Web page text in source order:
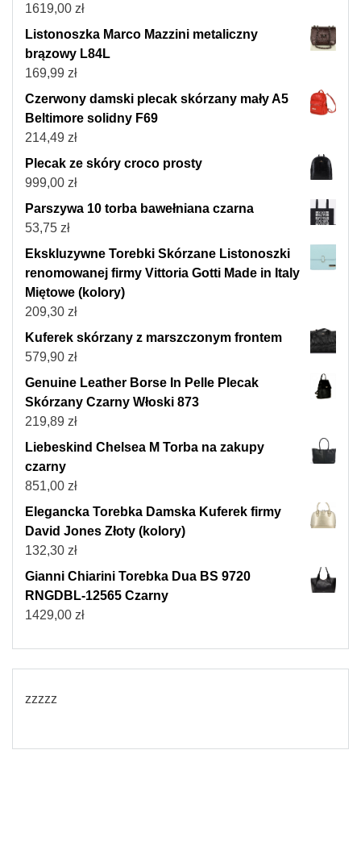
1619,00 zł
Listonoszka Marco Mazzini metaliczny
brązowy L84L
169,99 zł
Czerwony damski plecak skórzany mały A5
Beltimore solidny F69
214,49 zł
Plecak ze skóry croco prosty
999,00 zł
Parszywa 10 torba bawełniana czarna
53,75 zł
Ekskluzywne Torebki Skórzane Listonoszki
renomowanej firmy Vittoria Gotti Made in Italy
Miętowe (kolory)
209,30 zł
Kuferek skórzany z marszczonym frontem
579,90 zł
Genuine Leather Borse In Pelle Plecak
Skórzany Czarny Włoski 873
219,89 zł
Liebeskind Chelsea M Torba na zakupy
czarny
851,00 zł
Elegancka Torebka Damska Kuferek firmy
David Jones Złoty (kolory)
132,30 zł
Gianni Chiarini Torebka Dua BS 9720
RNGDBL-12565 Czarny
1429,00 zł
zzzzz